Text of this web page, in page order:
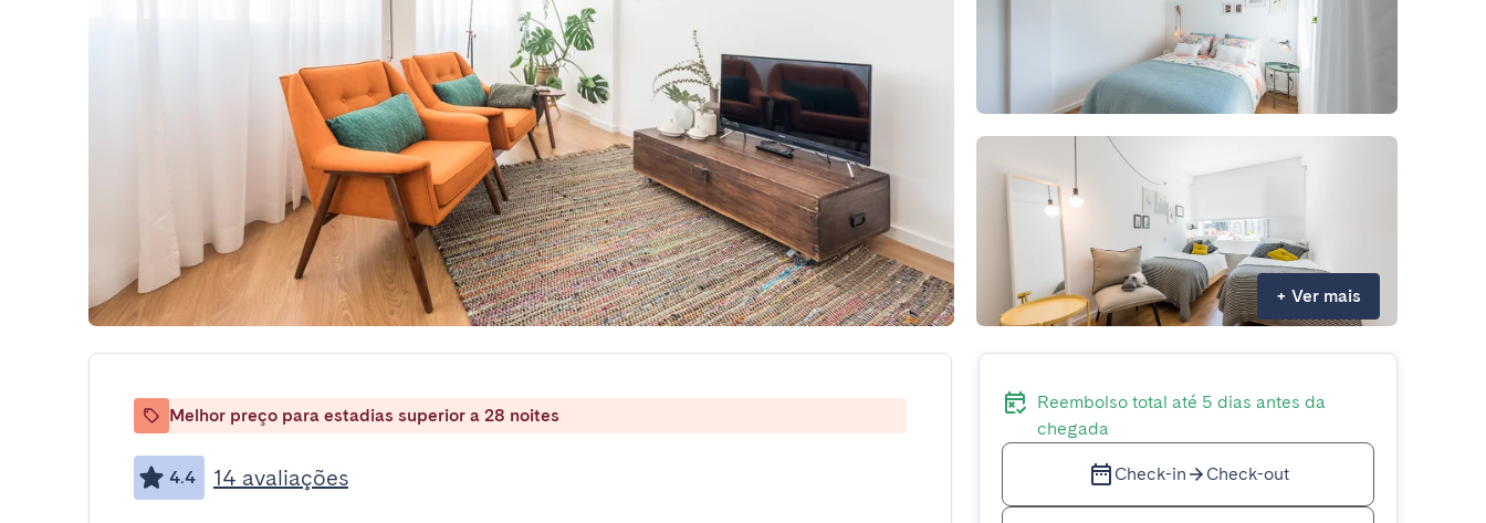
+ Ver mais
Melhor preço para estadias superior a 28 noites
4.4 14 avaliações
Reembolso total até 5 dias antes da
chegada
Check-in Check-out